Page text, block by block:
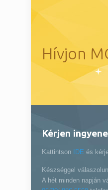
Hívjon
Kérjen
Kattintson IDE és
Készséggel
A hét minden napján